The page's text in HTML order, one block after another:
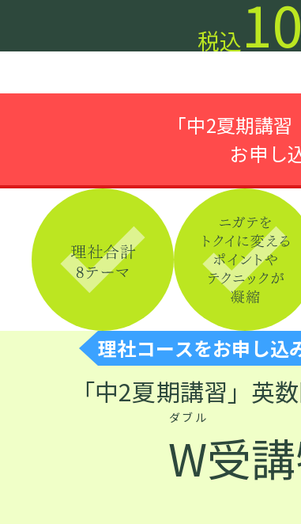
税込
「中2夏期講
お申し
理社コースをお申し込
「中2夏期講習」 英
W
ダブル
受